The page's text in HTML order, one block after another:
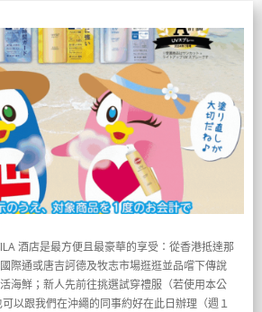
酒店是最方便且最豪華的享受：從香港抵達那
際通或唐吉訶德及牧志市場逛逛並品嚐下傳說
海鮮；新人先前往挑選試穿禮服（若使用本公
以跟我們在沖繩的同事約好在此日辦理（週１